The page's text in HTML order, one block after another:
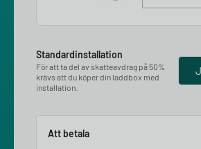
Standardinstallation
För att ta del av skatteavdrag på 50%
krävs att du köper din laddbox med
installation.
Att betala